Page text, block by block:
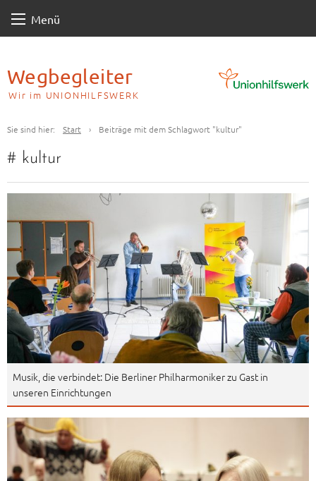
Menü
Wegbegleiter
Wir im UNIONHILFSWERK
Sie sind hier: Start › Beiträge mit dem Schlagwort "kultur"
# kultur
Musik, die verbindet: Die Berliner Philharmoniker zu Gast in
unseren Einrichtungen